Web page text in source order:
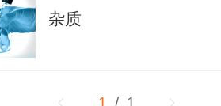
杂质
1 / 1